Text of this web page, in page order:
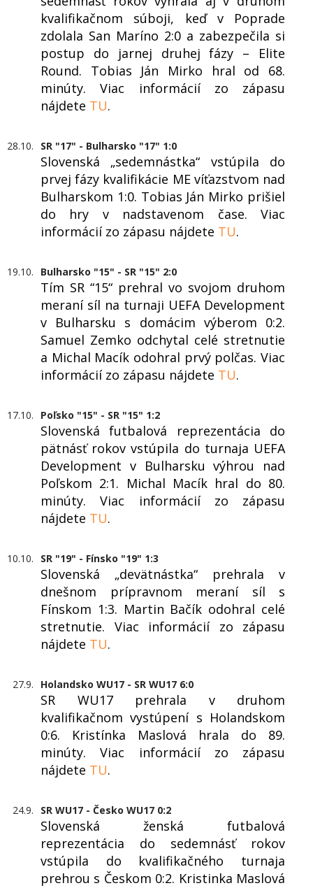
kvalifikačnom súboji, keď v Poprade
zdolala San Maríno 2:0 a zabezpečila si
postup do jarnej druhej fázy – Elite
Round. Tobias Ján Mirko hral od 68.
minúty. Viac informácií zo zápasu
nájdete TU.
28.10. SR "17" - Bulharsko "17" 1:0
Slovenská „sedemnástka“ vstúpila do
prvej fázy kvalifikácie ME víťazstvom nad
Bulharskom 1:0. Tobias Ján Mirko prišiel
do hry v nadstavenom čase. Viac
informácií zo zápasu nájdete TU.
19.10. Bulharsko "15" - SR "15" 2:0
Tím SR “15“ prehral vo svojom druhom
meraní síl na turnaji UEFA Development
v Bulharsku s domácim výberom 0:2.
Samuel Zemko odchytal celé stretnutie
a Michal Macík odohral prvý polčas. Viac
informácií zo zápasu nájdete TU.
17.10. Poľsko "15" - SR "15" 1:2
Slovenská futbalová reprezentácia do
pätnásť rokov vstúpila do turnaja UEFA
Development v Bulharsku výhrou nad
Poľskom 2:1. Michal Macík hral do 80.
minúty. Viac informácií zo zápasu
nájdete TU.
10.10. SR "19" - Fínsko "19" 1:3
Slovenská „devätnástka“ prehrala v
dnešnom prípravnom meraní síl s
Fínskom 1:3. Martin Bačík odohral celé
stretnutie. Viac informácií zo zápasu
nájdete TU.
27.9. Holandsko WU17 - SR WU17 6:0
SR WU17 prehrala v druhom
kvalifikačnom vystúpení s Holandskom
0:6. Kristínka Maslová hrala do 89.
minúty. Viac informácií zo zápasu
nájdete TU.
24.9. SR WU17 - Česko WU17 0:2
Slovenská ženská futbalová
reprezentácia do sedemnásť rokov
vstúpila do kvalifikačného turnaja
prehrou s Českom 0:2. Kristinka Maslová